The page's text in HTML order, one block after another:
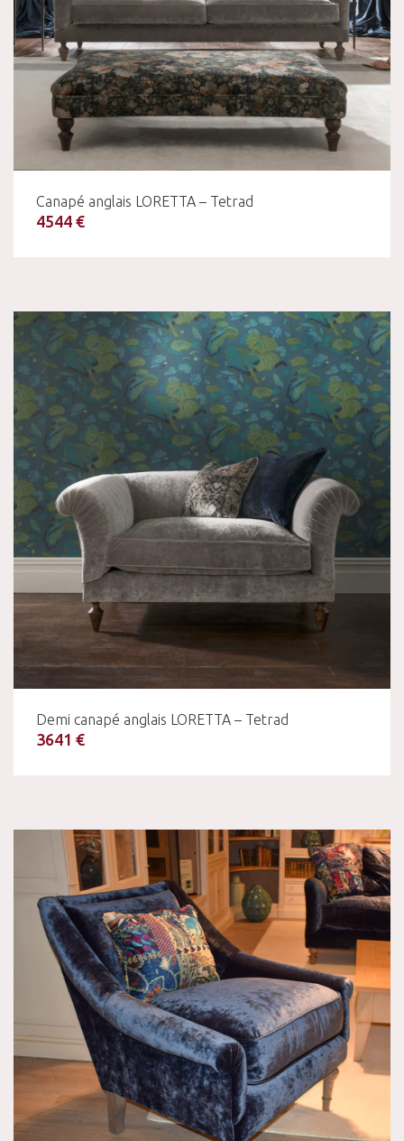
Canapé anglais LORETTA – Tetrad
4544 €
Demi canapé anglais LORETTA – Tetrad
3641 €